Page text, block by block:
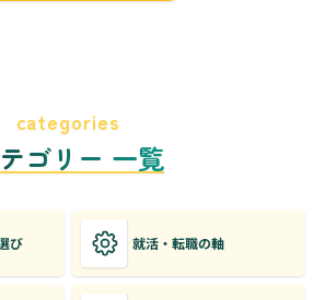
categories
ゴリー 一覧
び 就活・転職の軸